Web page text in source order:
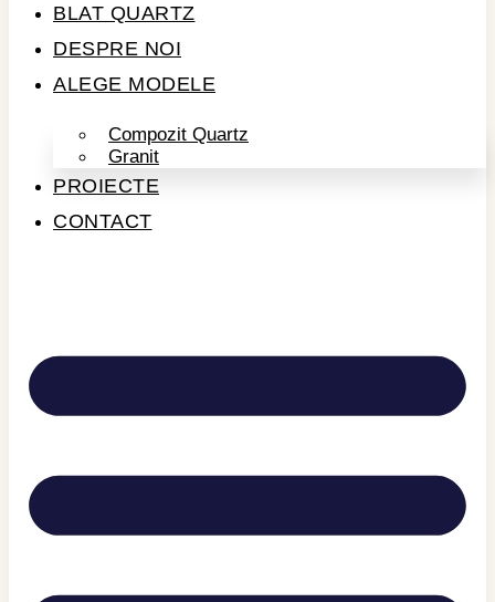
BLAT QUARTZ
DESPRE NOI
ALEGE MODELE
Compozit Quartz
Granit
PROIECTE
CONTACT